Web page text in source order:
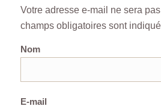
Votre adresse e-mail ne sera
champs obligatoires sont
Nom
E-mail